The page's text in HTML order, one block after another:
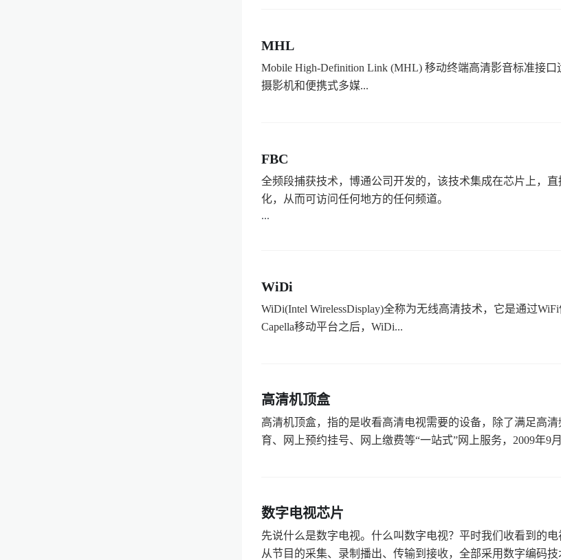
MHL
Mobile High-Definition Link (MHL) 移动终端高清影音标准接
摄影机和便携式多媒...
FBC
全频段捕获技术，博通公司开发的，该技术集成在芯片上，
化，从而可访问任何地方的任何频道。
...
WiDi
WiDi(Intel WirelessDisplay)全称为无线高清技术，它是通过
Capella移动平台之后，WiDi...
高清机顶盒
高清机顶盒，指的是收看高清电视需要的设备，除了满足高
育、网上预约挂号、网上缴费等“一站式”网上服务，2009年9
数字电视芯片
先说什么是数字电视。什么叫数字电视？平时我们收看到的
从节目的采集、录制播出、传输到接收，全部采用数字编码技